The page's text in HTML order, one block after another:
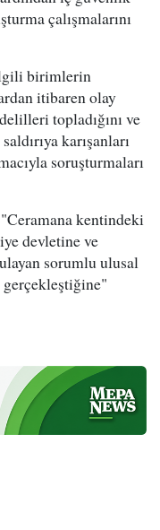
çalışmalarını
ilgili birimlerin
itibaren olay
topladığını ve
karışanları
soruşturmaları
kentindeki
devletine ve
sorumlu ulusal